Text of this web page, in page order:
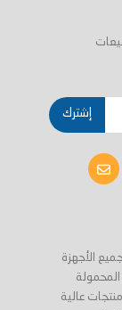
إشترك
الأجهزة
المحمولة
منتجات عالية